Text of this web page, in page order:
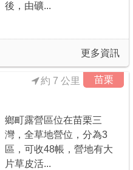
後，由礦...
更多資訊
苗栗
約 7 公里
鄉町露營區位在苗栗三
灣，全草地營位，分為3
區，可收48帳，營地有大
片草皮活...